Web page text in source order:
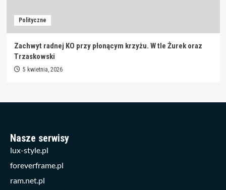
Polityczne
Zachwyt radnej KO przy płonącym krzyżu. W tle Żurek oraz
Trzaskowski
5 kwietnia, 2026
Nasze serwisy
lux-style.pl
foreverframe.pl
ram.net.pl